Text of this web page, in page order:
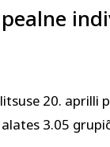
20.
3.05